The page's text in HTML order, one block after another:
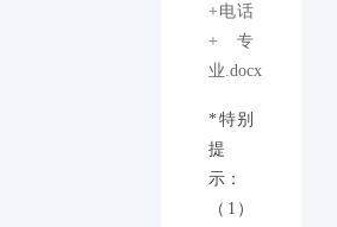
+电话
+专
业.docx
*特别
提
示：
（1）